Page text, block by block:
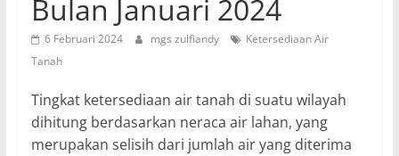
Bulan Januari 2024
6 Februari 2024 mgs zulfiandy
Ketersediaan Air
Tanah
Tingkat ketersediaan air tanah di suatu wilayah
dihitung berdasarkan neraca air lahan, yang
merupakan selisih dari jumlah air yang diterima